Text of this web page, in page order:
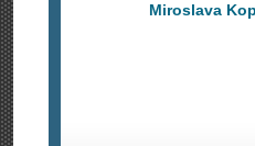
Miroslava